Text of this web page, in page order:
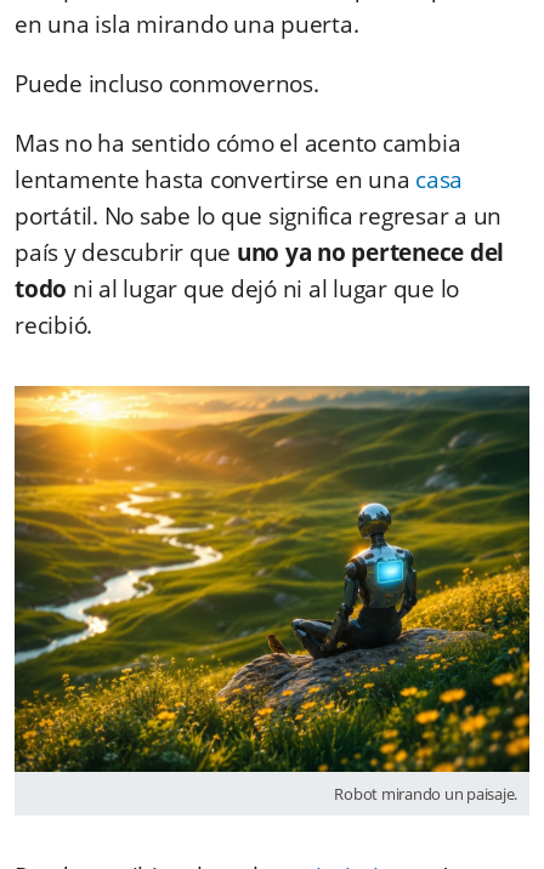
en una isla mirando una puerta.
Puede incluso conmovernos.
Mas no ha sentido cómo el acento cambia
lentamente hasta convertirse en una casa
portátil. No sabe lo que significa regresar a un
país y descubrir que uno ya no pertenece del
todo ni al lugar que dejó ni al lugar que lo
recibió.
Robot mirando un paisaje.